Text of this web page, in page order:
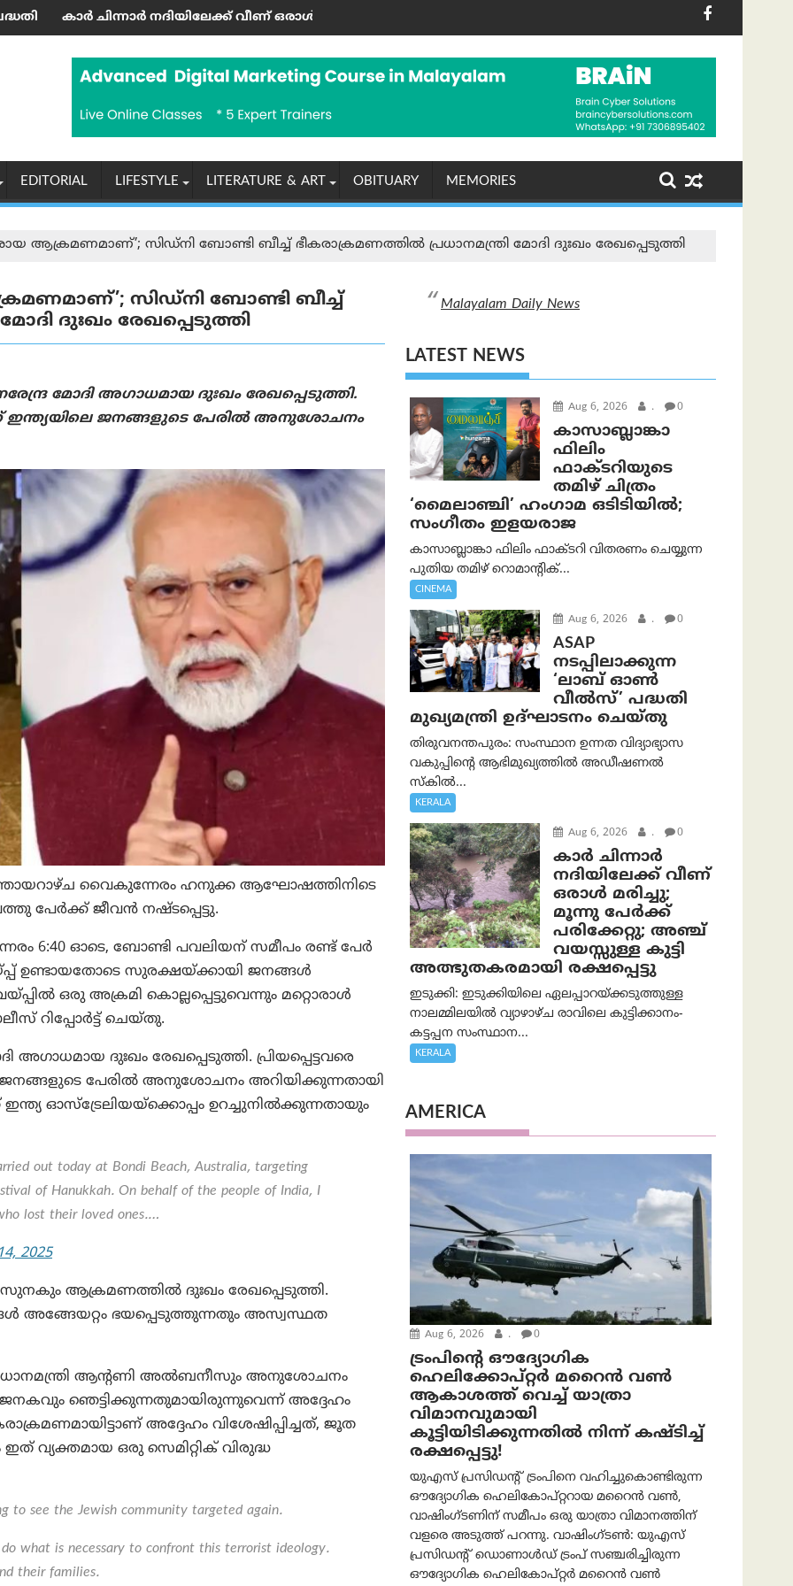
ചെയ്തു വീണ് ഒരാള്‍ മരിച്ചു; മൂന്നു പേര്‍ക്ക് പരിക്കേറ്റു; അഞ്ച് വയസ്സുള്ള കുട്ടി അത്ഭുതകരമായി രക്ഷപ്പെട്ടു
‘എന്തുകൊണ്ടാണ് ജനറൽ ഇസഡ് തെരുവിലിറങ്ങിയത്?’; ആര്‍ എസ് എസ്
ഓഗസ്റ്റ് 7 ന് കാലാവസ്ഥ
EDITORIAL LIFESTYLE LITERATURE & ART OBITUARY MEMORIES
ആക്രമണമാണ്’; സിഡ്‌നി ബോണ്ടി ബീച്ച് ഭീകരാക്രമണത്തിൽ പ്രധാനമന്ത്രി മോദി ദുഃഖം രേഖപ്പെടുത്തി
സിഡ്‌നി ബോണ്ടി ബീച്ച്
ദുഃഖം രേഖപ്പെടുത്തി
മോദി അഗാധമായ ദുഃഖം രേഖപ്പെടുത്തി.
ഇന്ത്യയിലെ ജനങ്ങളുടെ പേരിൽ അനുശോചനം
വൈകുന്നേരം ഹനുക്ക ആഘോഷത്തിനിടെ
പേര്‍ക്ക് ജീവന്‍ നഷ്ടപ്പെട്ടു.
6:40 ഓടെ, ബോണ്ടി പവലിയന് സമീപം രണ്ട് പേർ
ഉണ്ടായതോടെ സുരക്ഷയ്ക്കായി ജനങ്ങള്‍
ഒരു അക്രമി കൊല്ലപ്പെട്ടുവെന്നും മറ്റൊരാൾ
റിപ്പോർട്ട് ചെയ്തു.
അഗാധമായ ദുഃഖം രേഖപ്പെടുത്തി. പ്രിയപ്പെട്ടവരെ
ജനങ്ങളുടെ പേരിൽ അനുശോചനം അറിയിക്കുന്നതായി
ഓസ്‌ട്രേലിയയ്‌ക്കൊപ്പം ഉറച്ചുനിൽക്കുന്നതായും
out today at Bondi Beach, Australia, targeting
of Hanukkah. On behalf of the people of India, I
lost their loved ones.…
2025
സുനകും ആക്രമണത്തിൽ ദുഃഖം രേഖപ്പെടുത്തി.
അങ്ങേയറ്റം ഭയപ്പെടുത്തുന്നതും അസ്വസ്ഥത
ആന്റണി അൽബനീസും അനുശോചനം
ഞെട്ടിക്കുന്നതുമായിരുന്നുവെന്ന് അദ്ദേഹം
അദ്ദേഹം വിശേഷിപ്പിച്ചത്, ജൂത
വ്യക്തമായ ഒരു സെമിറ്റിക് വിരുദ്ധ
to see the Jewish community targeted again.
what is necessary to confront this terrorist ideology.
their families.
Malayalam Daily News
LATEST NEWS
Aug 6, 2026 . 0
കാസാബ്ലാങ്കാ
ഫിലിം
ഫാക്ടറിയുടെ
തമിഴ് ചിത്രം
‘മൈലാഞ്ചി’ ഹംഗാമ ഒടിടിയിൽ;
സംഗീതം ഇളയരാജ
കാസാബ്ലാങ്കാ ഫിലിം ഫാക്ടറി വിതരണം ചെയ്യുന്ന
പുതിയ തമിഴ് റൊമാന്റിക്...
CINEMA
Aug 6, 2026 . 0
ASAP
നടപ്പിലാക്കുന്ന
‘ലാബ് ഓൺ
വീൽസ്’ പദ്ധതി
മുഖ്യമന്ത്രി ഉദ്ഘാടനം ചെയ്തു
തിരുവനന്തപുരം: സംസ്ഥാന ഉന്നത വിദ്യാഭ്യാസ
വകുപ്പിന്റെ ആഭിമുഖ്യത്തിൽ അഡീഷണൽ
സ്കിൽ...
KERALA
Aug 6, 2026 . 0
കാര്‍ ചിന്നാര്‍
നദിയിലേക്ക് വീണ്
ഒരാള്‍ മരിച്ചു;
മൂന്നു പേര്‍ക്ക്
പരിക്കേറ്റു; അഞ്ച്
വയസ്സുള്ള കുട്ടി
അത്ഭുതകരമായി രക്ഷപ്പെട്ടു
ഇടുക്കി: ഇടുക്കിയിലെ ഏലപ്പാറയ്ക്കടുത്തുള്ള
നാലമ്മിലയിൽ വ്യാഴാഴ്ച രാവിലെ കുട്ടിക്കാനം-
കട്ടപ്പന സംസ്ഥാന...
KERALA
AMERICA
Aug 6, 2026 . 0
ട്രം‌പിന്റെ ഔദ്യോഗിക
ഹെലിക്കോപ്റ്റര്‍ മറൈന്‍ വണ്‍
ആകാശത്ത് വെച്ച് യാത്രാ
വിമാനവുമായി
കൂട്ടിയിടിക്കുന്നതിൽ നിന്ന് കഷ്ടിച്ച്
രക്ഷപ്പെട്ടു!
യുഎസ് പ്രസിഡന്റ് ട്രംപിനെ വഹിച്ചുകൊണ്ടിരുന്ന
ഔദ്യോഗിക ഹെലികോപ്റ്ററായ മറൈൻ വൺ,
വാഷിംഗ്ടണിന് സമീപം ഒരു യാത്രാ വിമാനത്തിന്
വളരെ അടുത്ത് പറന്നു. വാഷിംഗ്ടണ്‍: യുഎസ്
പ്രസിഡന്റ് ഡൊണാൾഡ് ട്രംപ് സഞ്ചരിച്ചിരുന്ന
ഔദ്യോഗിക ഹെലികോപ്റ്റർ മറൈൻ വൺ